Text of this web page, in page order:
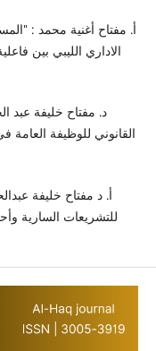
الاداري الليبي بين
القانوني للوظيفة العامة
للتشريعات السارية